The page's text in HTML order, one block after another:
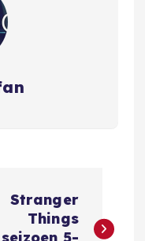
Stranger
Things
seizoen 5-